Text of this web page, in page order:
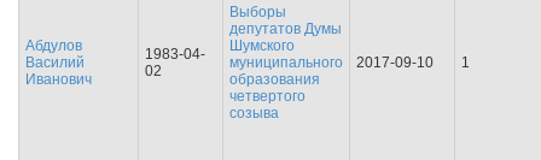
Абдулов
Василий
Иванович
1983-04-
02
Выборы
депутатов Думы
Шумского
муниципального
образования
четвертого
созыва
2017-09-10 1